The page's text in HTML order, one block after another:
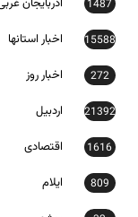
15588 اخبار استانها
272 اخبار روز
21392 اردبیل
1616 اقتصادی
809 ایلام
32 بوشهر